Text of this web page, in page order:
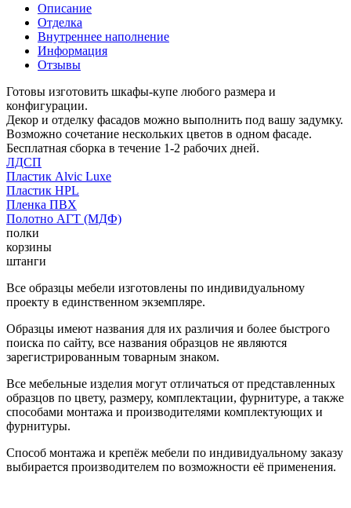
Описание
Отделка
Внутреннее наполнение
Информация
Отзывы
Готовы изготовить шкафы-купе любого размера и
конфигурации.
Декор и отделку фасадов можно выполнить под вашу задумку.
Возможно сочетание нескольких цветов в одном фасаде.
Бесплатная сборка в течение 1-2 рабочих дней.
ЛДСП
Пластик Alvic Luxe
Пластик HPL
Пленка ПВХ
Полотно АГТ (МДФ)
полки
корзины
штанги
Все образцы мебели изготовлены по индивидуальному
проекту в единственном экземпляре.
Образцы имеют названия для их различия и более быстрого
поиска по сайту, все названия образцов не являются
зарегистрированным товарным знаком.
Все мебельные изделия могут отличаться от представленных
образцов по цвету, размеру, комплектации, фурнитуре, а также
способами монтажа и производителями комплектующих и
фурнитуры.
Способ монтажа и крепёж мебели по индивидуальному заказу
выбирается производителем по возможности её применения.